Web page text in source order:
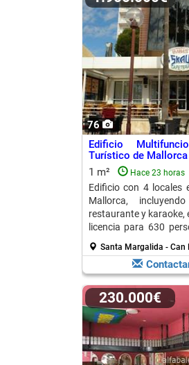
76
Edificio
Turístico de Mallorca
1 m²
Hace 23 horas
Edificio con 4 locales
Mallorca,
restaurante y
licencia para 630
principal.
Santa Margalida - Can
230.000€